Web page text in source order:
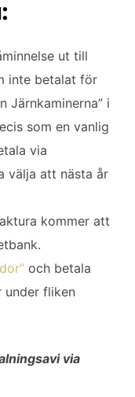
ut till
inte betalat för
Järnkaminerna” i
som en vanlig
via
välja att nästa år
kommer att
och betala
fliken
via